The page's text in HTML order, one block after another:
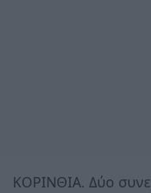
ΚΟΡΙΝΘΙΑ. Δύο